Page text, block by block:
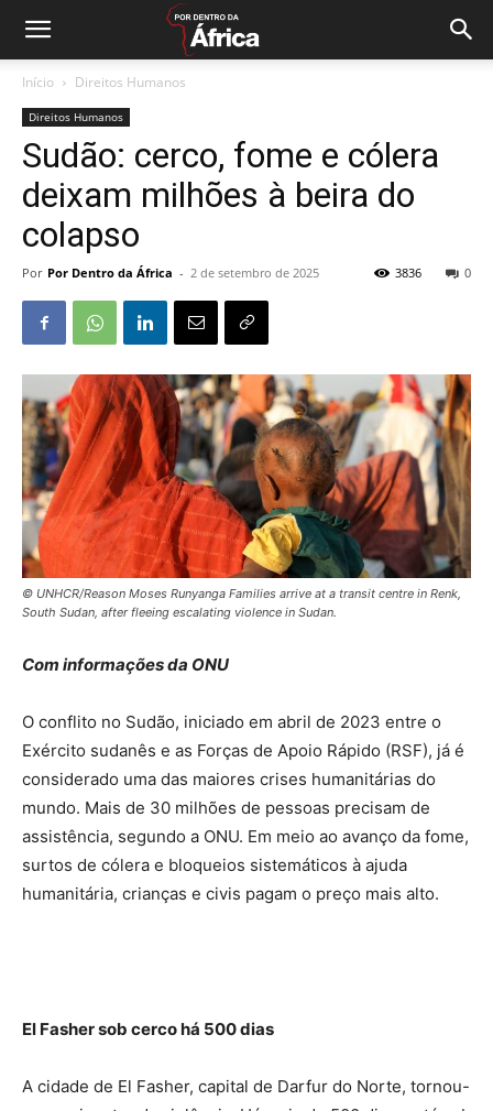
Início Direitos Humanos
Direitos Humanos
Sudão: cerco, fome e cólera
deixam milhões à beira do
colapso
Por Por Dentro da África - 2 de setembro de 2025 0
3836
© UNHCR/Reason Moses Runyanga Families arrive at a transit centre in Renk,
South Sudan, after fleeing escalating violence in Sudan.
Com informações da ONU
O conflito no Sudão, iniciado em abril de 2023 entre o
Exército sudanês e as Forças de Apoio Rápido (RSF), já é
considerado uma das maiores crises humanitárias do
mundo. Mais de 30 milhões de pessoas precisam de
assistência, segundo a ONU. Em meio ao avanço da fome,
surtos de cólera e bloqueios sistemáticos à ajuda
humanitária, crianças e civis pagam o preço mais alto.
El Fasher sob cerco há 500 dias
A cidade de El Fasher, capital de Darfur do Norte, tornou-